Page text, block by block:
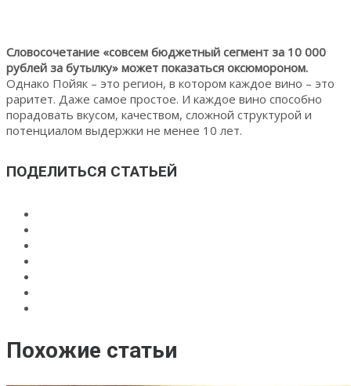
Словосочетание «совсем бюджетный сегмент за 10 000
рублей за бутылку» может показаться оксюмороном.
Однако Пойяк – это регион, в котором каждое вино – это
раритет. Даже самое простое. И каждое вино способно
порадовать вкусом, качеством, сложной структурой и
потенциалом выдержки не менее 10 лет.
ПОДЕЛИТЬСЯ СТАТЬЕЙ
Похожие статьи